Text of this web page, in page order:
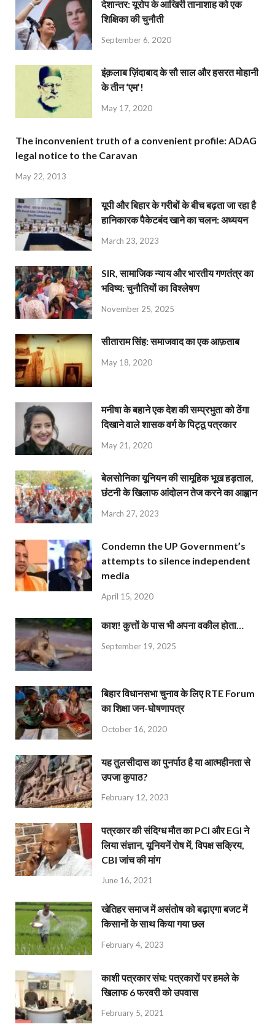
देशान्‍तर: यूरोप के आखिरी तानाशाह को एक
शिक्षिका की चुनौती
September 6, 2020
इंक़लाब ज़िंदाबाद के सौ साल और हसरत मोहानी
के तीन ‘एम’!
May 17, 2020
The inconvenient truth of a convenient profile: ADAG
legal notice to the Caravan
May 22, 2013
यूपी और बिहार के गरीबों के बीच बढ़ता जा रहा है
हानिकारक पैकेटबंद खाने का चलन: अध्ययन
March 23, 2023
SIR, सामाजिक न्याय और भारतीय गणतंत्र का
भविष्य: चुनौतियों का विश्लेषण
November 25, 2025
सीताराम सिंह: समाजवाद का एक आफ़ताब
May 18, 2020
मनीषा के बहाने एक देश की सम्प्रभुता को ठेंगा
दिखाने वाले शासक वर्ग के पिट्ठू पत्रकार
May 21, 2020
बेलसोनिका यूनियन की सामूहिक भूख हड़ताल,
छंटनी के खिलाफ आंदोलन तेज करने का आह्वान
March 27, 2023
Condemn the UP Government’s
attempts to silence independent
media
April 15, 2020
काश! कुत्तों के पास भी अपना वकील होता…
September 19, 2025
बिहार विधानसभा चुनाव के लिए RTE Forum
का शिक्षा जन-घोषणापत्र
October 16, 2020
यह तुलसीदास का पुनर्पाठ है या आत्महीनता से
उपजा कुपाठ?
February 12, 2023
पत्रकार की संदिग्ध मौत का PCI और EGI ने
लिया संज्ञान, यूनियनें रोष में, विपक्ष सक्रिय,
CBI जांच की मांग
June 16, 2021
खेतिहर समाज में असंतोष को बढ़ाएगा बजट में
किसानों के साथ किया गया छल
February 4, 2023
काशी पत्रकार संघ: पत्रकारों पर हमले के
खिलाफ 6 फरवरी को उपवास
February 5, 2021